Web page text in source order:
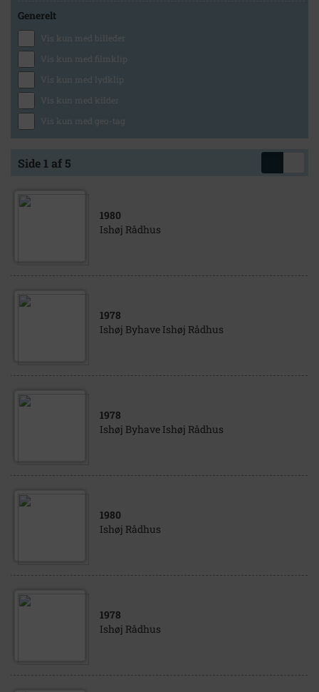
Generelt
Vis kun med billeder
Vis kun med filmklip
Vis kun med lydklip
Vis kun med kilder
Vis kun med geo-tag
Side 1 af 5
1980
Ishøj Rådhus
1978
Ishøj Byhave Ishøj Rådhus
1978
Ishøj Byhave Ishøj Rådhus
1980
Ishøj Rådhus
1978
Ishøj Rådhus